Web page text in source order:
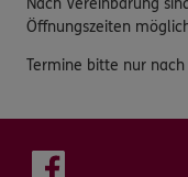
Nach Vereinbarung
Öffnungszeiten
Termine bitte nur